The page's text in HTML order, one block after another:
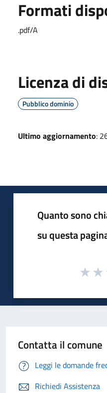
Formati
.pdf/A
Licenza di
Pubblico dominio
Ultimo aggiornamento:
Quanto sono
su questa
Contatta il comune
Leggi le domande
Richiedi Assistenza